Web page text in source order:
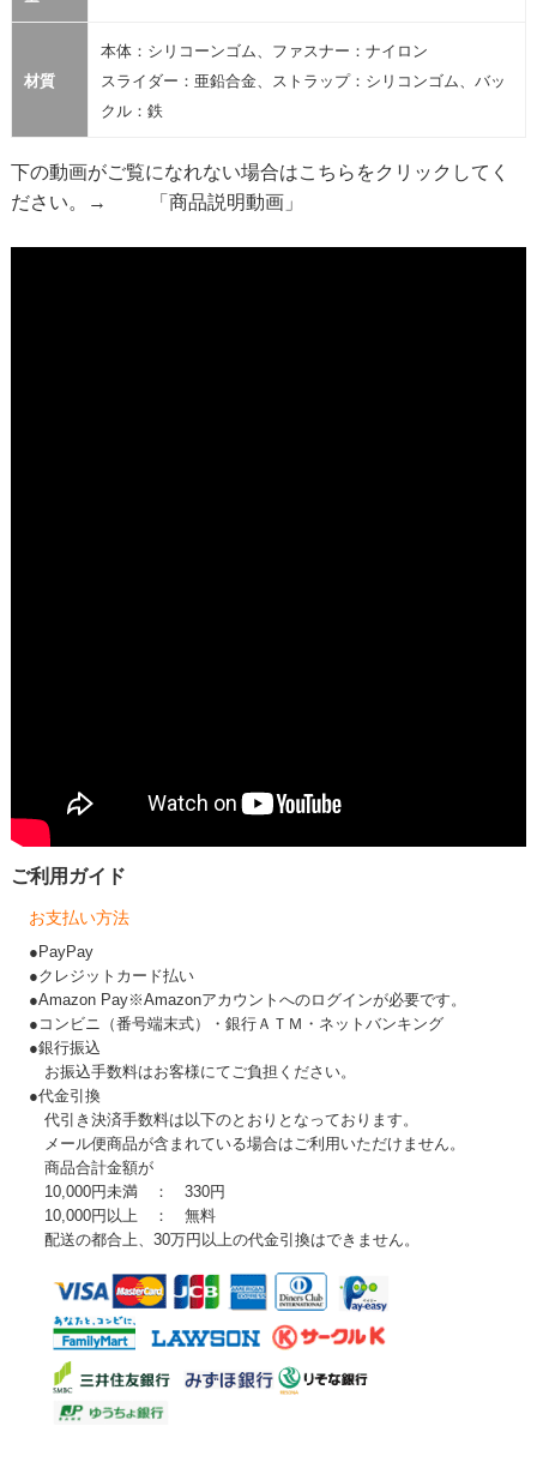
材質
本体：シリコーンゴム、ファスナー：ナイロン
スライダー：亜鉛合金、ストラップ：シリコンゴム、バッ
クル：鉄
下の動画がご覧になれない場合はこちらをクリックしてく
ださい。→
「商品説明動画」
ご利用ガイド
お支払い方法
●PayPay
●クレジットカード払い
●Amazon Pay※Amazonアカウントへのログインが必要です。
●コンビニ（番号端末式）・銀行ＡＴＭ・ネットバンキング
●銀行振込
お振込手数料はお客様にてご負担ください。
●代金引換
代引き決済手数料は以下のとおりとなっております。
メール便商品が含まれている場合はご利用いただけません。
商品合計金額が
10,000円未満 ： 330円
10,000円以上 ： 無料
配送の都合上、30万円以上の代金引換はできません。